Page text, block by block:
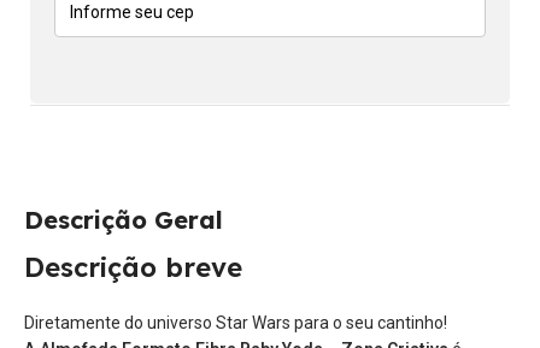
Descrição Geral
Descrição breve
Diretamente do universo Star Wars para o seu cantinho!